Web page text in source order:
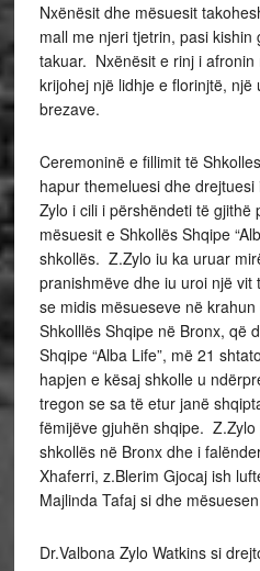
Nxënësit dhe mësuesit
mall me njeri tjetrin, pasi kishin
takuar. Nxënësit e rinj i
krijohej një lidhje e florinjtë, një
brezave.
Ceremoninë e fillimit të
hapur themeluesi dhe
Zylo i cili i përshëndeti të gjithë
mësuesit e Shkollës Shqipe
shkollës. Z.Zylo iu ka uruar
pranishmëve dhe iu uroi një
se midis mësueseve në
Shkolllës Shqipe në Bronx, që
Shqipe “Alba Life”, më 21
hapjen e kësaj shkolle u
tregon se sa të etur janë
fëmijëve gjuhën shqipe.
shkollës në Bronx dhe i
Xhaferri, z.Blerim Gjocaj ish
Majlinda Tafaj si dhe
Dr.Valbona Zylo Watkins si